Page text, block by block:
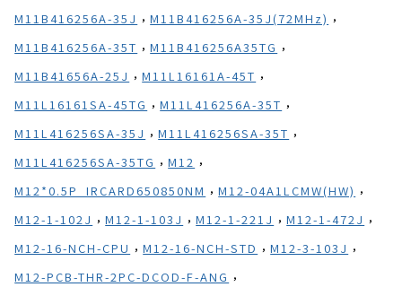
M11B416256A-35J , M11B416256A-35J(72MHz) ,
M11B416256A-35T , M11B416256A35TG ,
M11B41656A-25J , M11L16161A-45T ,
M11L16161SA-45TG , M11L416256A-35T ,
M11L416256SA-35J , M11L416256SA-35T ,
M11L416256SA-35TG , M12 ,
M12*0.5P_IRCARD650850NM , M12-04A1LCMW(HW) ,
M12-1-102J , M12-1-103J , M12-1-221J , M12-1-472J ,
M12-16-NCH-CPU , M12-16-NCH-STD , M12-3-103J ,
M12-PCB-THR-2PC-DCOD-F-ANG ,